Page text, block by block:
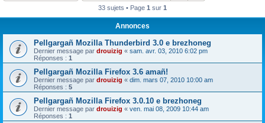
33 sujets • Page 1 sur 1
Annonces
Pellgargañ Mozilla Thunderbird 3.0 e brezhoneg
Dernier message par drouizig « sam. avr. 03, 2010 6:02 pm
Réponses : 1
Pellgargañ Mozilla Firefox 3.6 amañ!
Dernier message par drouizig « dim. mars 07, 2010 10:00 am
Réponses : 5
Pellgargañ Mozilla Firefox 3.0.10 e brezhoneg
Dernier message par drouizig « ven. mai 08, 2009 10:44 am
Réponses : 1